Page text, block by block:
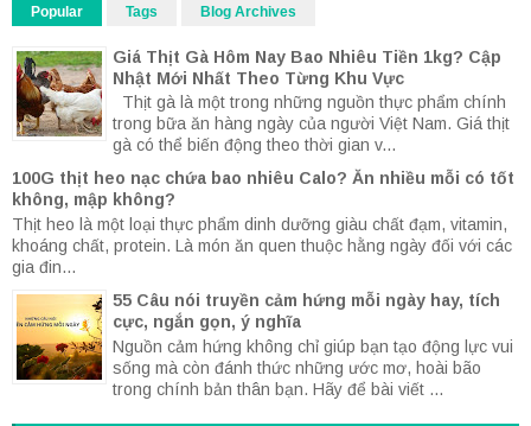
Popular Tags Blog Archives
Giá Thịt Gà Hôm Nay Bao Nhiêu Tiền 1kg? Cập
Nhật Mới Nhất Theo Từng Khu Vực
Thịt gà là một trong những nguồn thực phẩm chính
trong bữa ăn hàng ngày của người Việt Nam. Giá thịt
gà có thể biến động theo thời gian v...
100G thịt heo nạc chứa bao nhiêu Calo? Ăn nhiều mỗi có tốt
không, mập không?
Thịt heo là một loại thực phẩm dinh dưỡng giàu chất đạm, vitamin,
khoáng chất, protein. Là món ăn quen thuộc hằng ngày đối với các
gia đin...
55 Câu nói truyền cảm hứng mỗi ngày hay, tích
cực, ngắn gọn, ý nghĩa
Nguồn cảm hứng không chỉ giúp bạn tạo động lực vui
sống mà còn đánh thức những ước mơ, hoài bão
trong chính bản thân bạn. Hãy để bài viết ...